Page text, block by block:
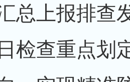
总上报排查
检查重点划